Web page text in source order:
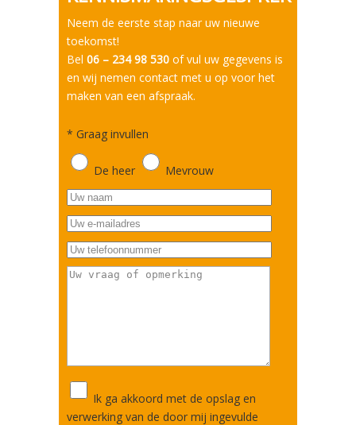
Neem de eerste stap naar uw nieuwe
toekomst!
Bel 06 – 234 98 530 of vul uw gegevens is
en wij nemen contact met u op voor het
maken van een afspraak.
* Graag invullen
De heer Mevrouw
Ik ga akkoord met de opslag en
verwerking van de door mij ingevulde